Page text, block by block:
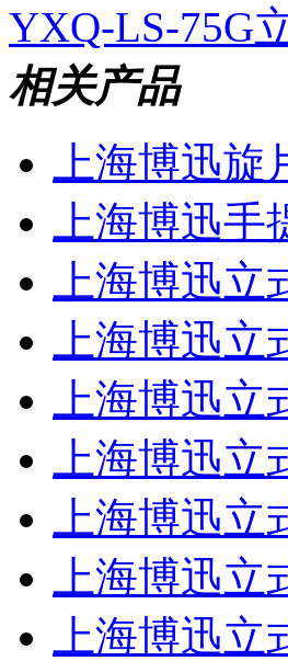
YXQ-LS-75G
相关产品
上海博迅
上海博迅
上海博迅
上海博迅
上海博迅
上海博迅
上海博迅
上海博迅
上海博迅